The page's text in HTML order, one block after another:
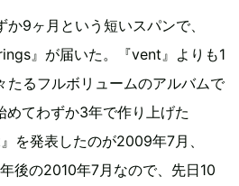
9ヶ月という短いスパンで、
』が届いた。『vent』よりも1
たるフルボリュームのアルバムで
めてわずか3年で作り上げた
を発表したのが2009年7月、
後の2010年7月なので、先日10